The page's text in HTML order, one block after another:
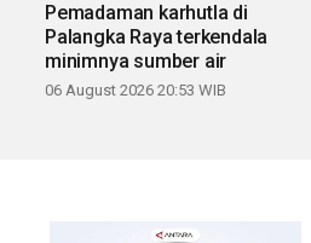
Pemadaman karhutla di
Palangka Raya terkendala
minimnya sumber air
06 August 2026 20:53 WIB